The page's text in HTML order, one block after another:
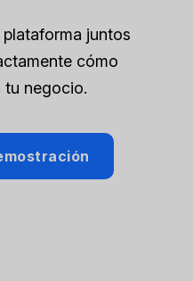
juntos
cómo
tu negocio.